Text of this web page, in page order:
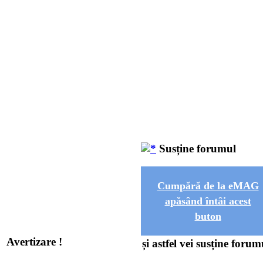
Avertizare !
Susține forumul
Cumpără de la eMAG
apăsând întâi acest
buton
și astfel vei susține